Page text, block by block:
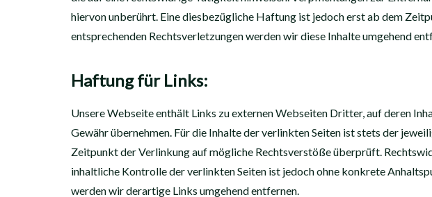
hiervon unberührt. Eine diesbezügliche Haftung ist jedoch erst ab dem
entsprechenden Rechtsverletzungen werden wir diese Inhalte umgehend
Haftung für Links:
Unsere Webseite enthält Links zu externen Webseiten Dritter, auf deren
Gewähr übernehmen. Für die Inhalte der verlinkten Seiten ist stets der
Zeitpunkt der Verlinkung auf mögliche Rechtsverstöße überprüft.
inhaltliche Kontrolle der verlinkten Seiten ist jedoch ohne konkrete
werden wir derartige Links umgehend entfernen.